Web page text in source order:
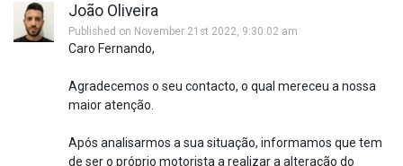
João Oliveira
Published on November 21st 2022, 9:30:02 am
Caro Fernando,
Agradecemos o seu contacto, o qual mereceu a nossa
maior atenção.
Após analisarmos a sua situação, informamos que tem
de ser o próprio motorista a realizar a alteração do